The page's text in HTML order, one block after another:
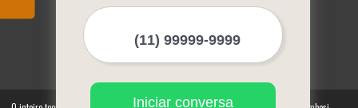
Serviços
Mapa do site
Mais Serviços
Iniciar conversa